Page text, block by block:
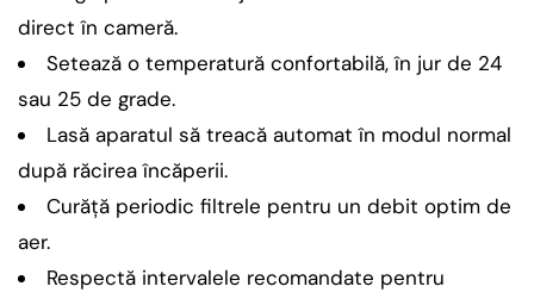
direct în cameră.
Setează o temperatură confortabilă, în jur de 24
sau 25 de grade.
Lasă aparatul să treacă automat în modul normal
după răcirea încăperii.
Curăță periodic filtrele pentru un debit optim de
aer.
Respectă intervalele recomandate pentru